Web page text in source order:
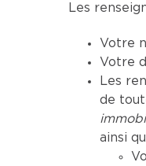
Les
Votre
Votre
Les
de
ainsi